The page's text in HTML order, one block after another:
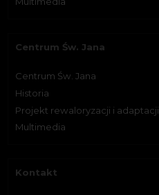
Centrum Św. Jana
Centrum Św. Jana
Historia
Projekt rewaloryzacji i adaptacji
Multimedia
Kontakt